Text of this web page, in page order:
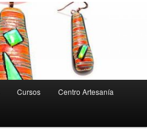
Cursos Centro Artesanía